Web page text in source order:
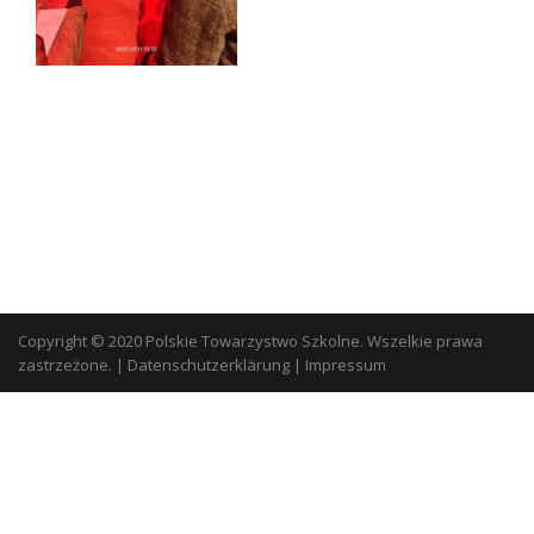
Copyright © 2020 Polskie Towarzystwo Szkolne. Wszelkie prawa
zastrzeżone. | Datenschutzerklärung | Impressum